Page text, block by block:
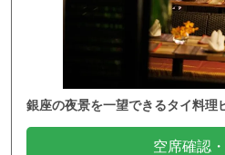
銀座の夜景を一望できるタイ料理
空席確認